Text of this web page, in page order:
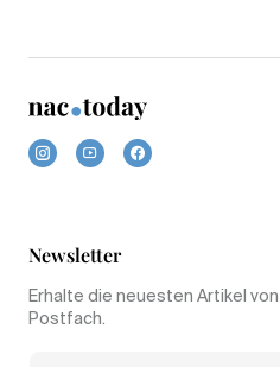
Newsletter
Erhalte die neuesten Artikel
Postfach.